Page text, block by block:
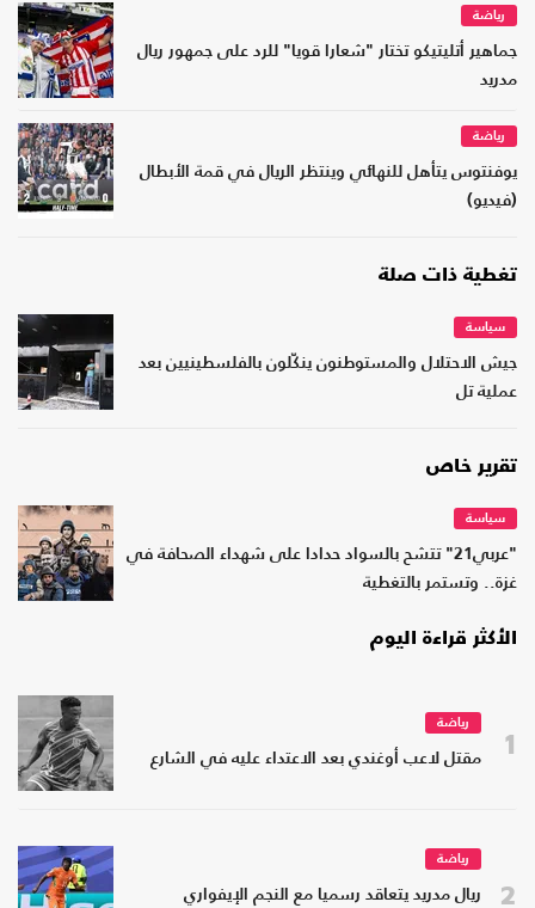
رياضة
جماهير أتليتيكو تختار "شعارا قويا" للرد على جمهور ريال
مدريد
رياضة
يوفنتوس يتأهل للنهائي وينتظر الريال في قمة الأبطال
(فيديو)
تغطية ذات صلة
سياسة
جيش الاحتلال والمستوطنون ينكّلون بالفلسطينيين بعد
عملية تل
تقرير خاص
سياسة
"عربي21" تتشح بالسواد حدادا على شهداء الصحافة في
غزة.. وتستمر بالتغطية
الأكثر قراءة اليوم
1
رياضة
مقتل لاعب أوغندي بعد الاعتداء عليه في الشارع
2
رياضة
ريال مدريد يتعاقد رسميا مع النجم الإيفواري